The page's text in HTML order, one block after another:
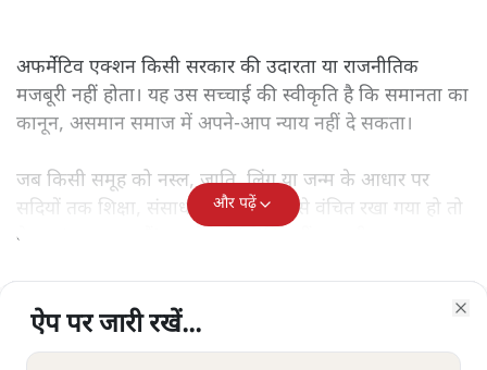
अफर्मेटिव एक्शन किसी सरकार की उदारता या राजनीतिक
मजबूरी नहीं होता। यह उस सच्चाई की स्वीकृति है कि समानता का
कानून, असमान समाज में अपने-आप न्याय नहीं दे सकता।
जब किसी समूह को नस्ल, जाति, लिंग या जन्म के आधार पर
सदियों तक शिक्षा, संसाधनों और सम्मान से वंचित रखा गया हो तो
केवल ‘सब बराबर हैं’ कह देने से स्थिति नहीं बदलती।
और पढ़ें
ऐप पर जारी रखें...
ऐप पर जारी रखें...
ऐप पर जारी रखें...
ऐप पर जारी रखें...
ऐप पर जारी रखें...
ऐप पर जारी रखें...
ऐप पर जारी रखें...